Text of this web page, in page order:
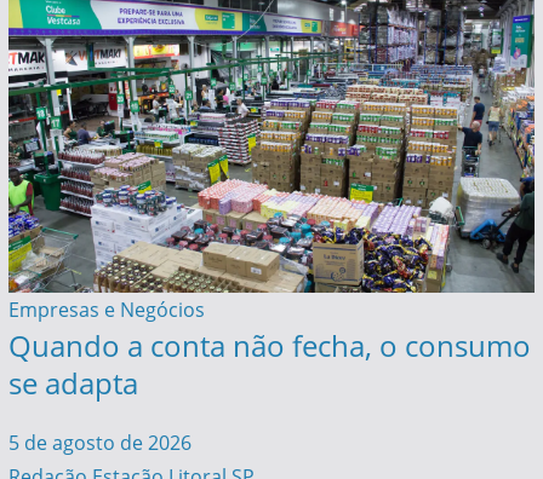
Empresas e Negócios
Quando a conta não fecha, o consumo
se adapta
5 de agosto de 2026